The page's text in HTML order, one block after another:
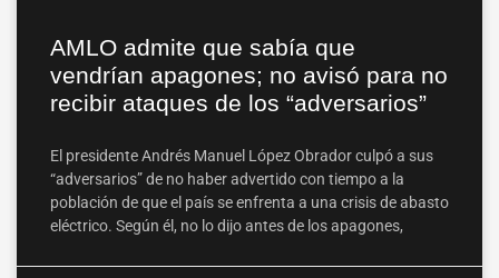
AMLO admite que sabía que
vendrían apagones; no avisó para no
recibir ataques de los “adversarios”
El presidente Andrés Manuel López Obrador culpó a sus
“adversarios” de no haber advertido con tiempo a la
población de que el país se enfrenta a una crisis de abasto
eléctrico. Según él, no lo dijo antes de los apagones,